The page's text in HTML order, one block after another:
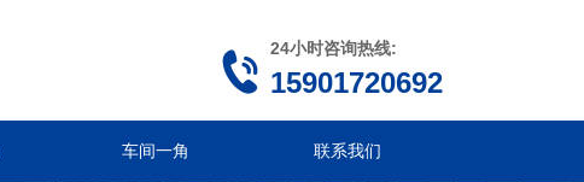
24小时咨询热线:
15901720692
车间一角 联系我们